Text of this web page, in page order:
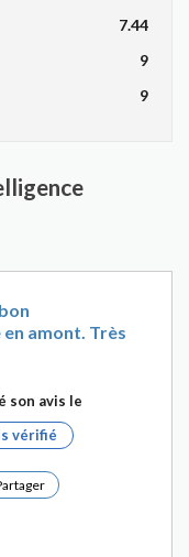
7.44
9
9
amont. Très
son avis le
vérifié